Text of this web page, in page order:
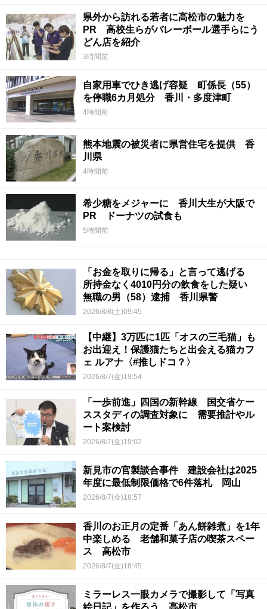
県外から訪れる若者に高松市の魅力を
PR 高校生らがバレーボール選手らにう
どん店を紹介
3時間前
自家用車でひき逃げ容疑 町係長（55）
を停職6カ月処分 香川・多度津町
4時間前
熊本地震の被災者に県営住宅を提供 香
川県
4時間前
希少糖をメジャーに 香川大生が大阪で
PR ドーナツの試食も
5時間前
「お金を取りに帰る」と言って逃げる
所持金なく4010円分の飲食をした疑い
無職の男（58）逮捕 香川県警
2026/8/8(土)09:45
【中継】3万匹に1匹「オスの三毛猫」も
お出迎え！保護猫たちと出会える猫カフ
ェ ルアナ〈#推しドコ？〉
2026/8/7(金)19:54
「一歩前進」四国の新幹線 国交省ケー
ススタディの調査対象に 需要推計やル
ート案検討
2026/8/7(金)19:02
新見市の官製談合事件 建設会社は2025
年度に最低制限価格で6件落札 岡山
2026/8/7(金)18:57
香川のお正月の定番「あん餅雑煮」を1年
中楽しめる 老舗和菓子店の喫茶スペー
ス 高松市
2026/8/7(金)18:45
ミラーレス一眼カメラで撮影して「写真
絵日記」を作ろう 高松市